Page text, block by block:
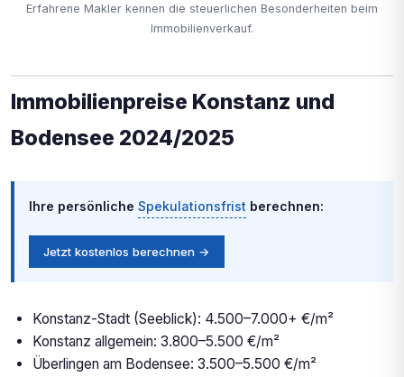
Erfahrene Makler kennen die steuerlichen Besonderheiten beim
Immobilienverkauf.
Immobilienpreise Konstanz und
Bodensee 2024/2025
Ihre persönliche Spekulationsfrist berechnen:
Jetzt kostenlos berechnen →
Konstanz-Stadt (Seeblick): 4.500–7.000+ €/m²
Konstanz allgemein: 3.800–5.500 €/m²
Überlingen am Bodensee: 3.500–5.500 €/m²